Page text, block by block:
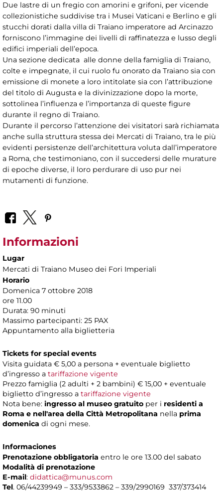
Due lastre di un fregio con amorini e grifoni, per vicende
collezionistiche suddivise tra i Musei Vaticani e Berlino e gli
stucchi dorati dalla villa di Traiano imperatore ad Arcinazzo
forniscono l’immagine dei livelli di raffinatezza e lusso degli
edifici imperiali dell’epoca.
Una sezione dedicata alle donne della famiglia di Traiano,
colte e impegnate, il cui ruolo fu onorato da Traiano sia con
emissione di monete a loro intitolate sia con l’attribuzione
del titolo di Augusta e la divinizzazione dopo la morte,
sottolinea l’influenza e l’importanza di queste figure
durante il regno di Traiano.
Durante il percorso l’attenzione dei visitatori sarà richiamata
anche sulla struttura stessa dei Mercati di Traiano, tra le più
evidenti persistenze dell’architettura voluta dall’imperatore
a Roma, che testimoniano, con il succedersi delle murature
di epoche diverse, il loro perdurare di uso pur nei
mutamenti di funzione.
Informazioni
Lugar
Mercati di Traiano Museo dei Fori Imperiali
Horario
Domenica 7 ottobre 2018
ore 11.00
Durata: 90 minuti
Massimo partecipanti: 25 PAX
Appuntamento alla biglietteria
Tickets for special events
Visita guidata € 5,00 a persona + eventuale biglietto
d’ingresso a tariffazione vigente
Prezzo famiglia (2 adulti + 2 bambini) € 15,00 + eventuale
biglietto d’ingresso a tariffazione vigente
Nota bene: ingresso al museo gratuito per i residenti a
Roma e nell'area della Città Metropolitana nella prima
domenica di ogni mese.
Informaciones
Prenotazione obbligatoria entro le ore 13.00 del sabato
Modalità di prenotazione
E-mail: didattica@munus.com
Tel. 06/44239949 – 333/9533862 – 339/2990169 337/373414